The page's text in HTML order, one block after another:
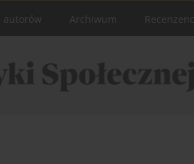
autorów Archiwum Recenzenci